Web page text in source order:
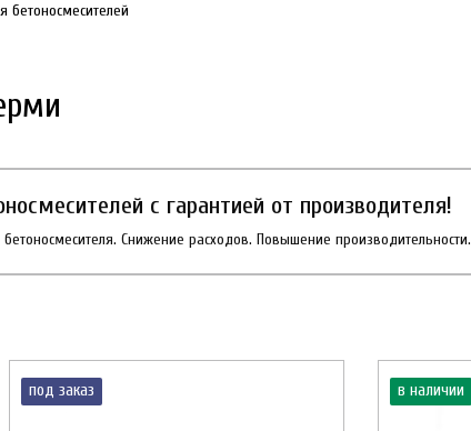
бетоносмесителей
с гарантией от производителя!
Снижение расходов. Повышение производительности.
под заказ в наличии